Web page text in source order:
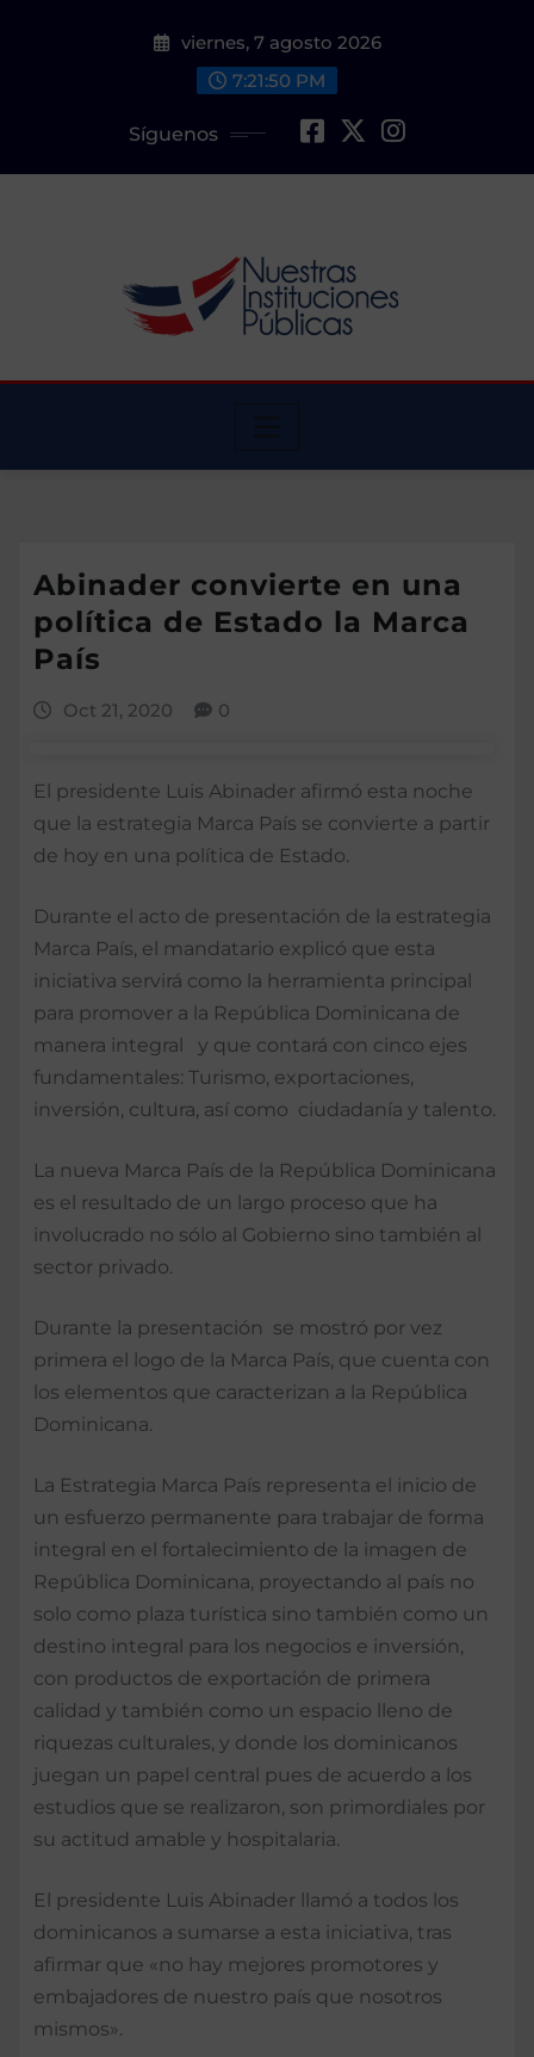
viernes, 7 agosto 2026
7:21:51 PM
Síguenos
Abinader convierte en una
política de Estado la Marca
País
Oct 21, 2020 0
El presidente Luis Abinader afirmó esta noche
que la estrategia Marca País se convierte a partir
de hoy en una política de Estado.
Durante el acto de presentación de la estrategia
Marca País, el mandatario explicó que esta
iniciativa servirá como la herramienta principal
para promover a la República Dominicana de
manera integral y que contará con cinco ejes
fundamentales: Turismo, exportaciones,
inversión, cultura, así como ciudadanía y talento.
La nueva Marca País de la República Dominicana
es el resultado de un largo proceso que ha
involucrado no sólo al Gobierno sino también al
sector privado.
Durante la presentación se mostró por vez
primera el logo de la Marca País, que cuenta con
los elementos que caracterizan a la República
Dominicana.
La Estrategia Marca País representa el inicio de
un esfuerzo permanente para trabajar de forma
integral en el fortalecimiento de la imagen de
República Dominicana, proyectando al país no
solo como plaza turística sino también como un
destino integral para los negocios e inversión,
con productos de exportación de primera
calidad y también como un espacio lleno de
riquezas culturales, y donde los dominicanos
juegan un papel central pues de acuerdo a los
estudios que se realizaron, son primordiales por
su actitud amable y hospitalaria.
El presidente Luis Abinader llamó a todos los
dominicanos a sumarse a esta iniciativa, tras
afirmar que «no hay mejores promotores y
embajadores de nuestro país que nosotros
mismos».